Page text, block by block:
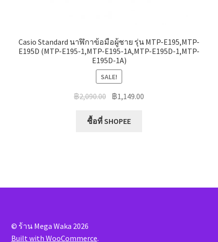
Casio Standard นาฬิกาข้อมือผู้ชาย รุ่น MTP-E195,MTP-
E195D (MTP-E195-1,MTP-E195-1A,MTP-E195D-1,MTP-
E195D-1A)
SALE!
฿2,090.00 Original
was:
฿1,149.00
ซื้อที่ SHOPEE
© ร้าน Mega Waka 2026
Built with WooCommerce.